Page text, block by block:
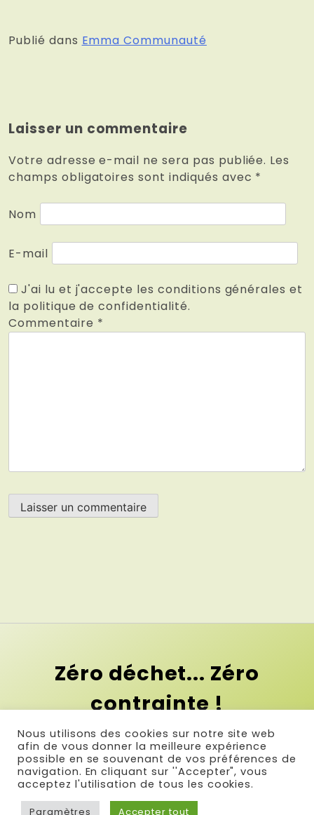
Publié dans Emma Communauté
Laisser un commentaire
Votre adresse e-mail ne sera pas publiée. Les
champs obligatoires sont indiqués avec *
Nom
E-mail
J'ai lu et j'accepte les conditions générales et
la politique de confidentialité.
Commentaire *
Zéro déchet... Zéro
contrainte !
Et si le premier pas vers le zéro
déchet c'était la simplicité ?
© Réalisé par Com & Net-Infos légales
Nous utilisons des cookies sur notre site web
afin de vous donner la meilleure expérience
possible en se souvenant de vos préférences de
navigation. En cliquant sur ''Accepter", vous
acceptez l'utilisation de tous les cookies.
Paramètres Accepter tout